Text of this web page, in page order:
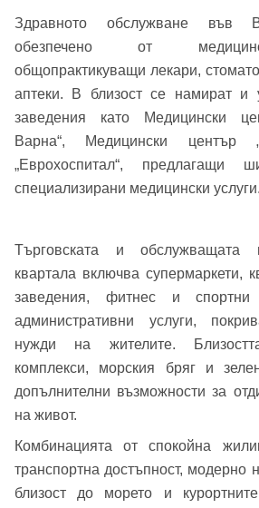
Забравена парола?
Вход
или използвай
Вход с Google
Вход с
Здравното обслужване във
обезпечено от
общопрактикуващи лекари,
аптеки. В близост се намират и
заведения като Медицински
Варна“, Медицински
„Еврохоспитал“, предлагащи
специализирани медицински услуги.
Търговската и обслужващата
квартала включва супермаркети,
заведения, фитнес и
административни услуги,
нужди на жителите.
комплекси, морския бряг и
допълнителни възможности за
на живот.
Комбинацията от спокойна
транспортна достъпност, модерно
близост до морето и
Телефон*
Заяви оглед
Вашето запитване
се обадим възможно